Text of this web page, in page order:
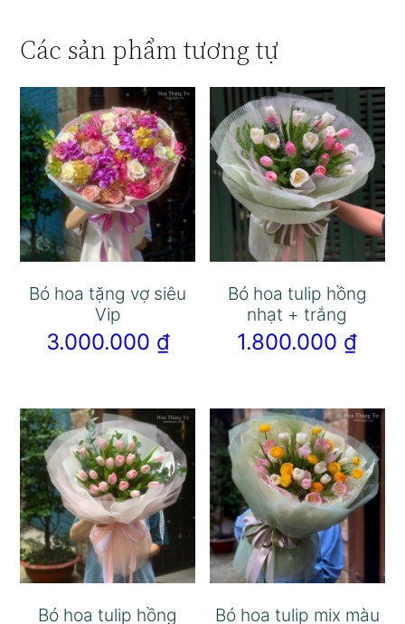
Các sản phẩm tương tự
Bó hoa tặng vợ siêu
Vip
3.000.000 ₫
Bó hoa tulip hồng
nhạt + trắng
1.800.000 ₫
Bó hoa tulip hồng
Bó hoa tulip mix màu